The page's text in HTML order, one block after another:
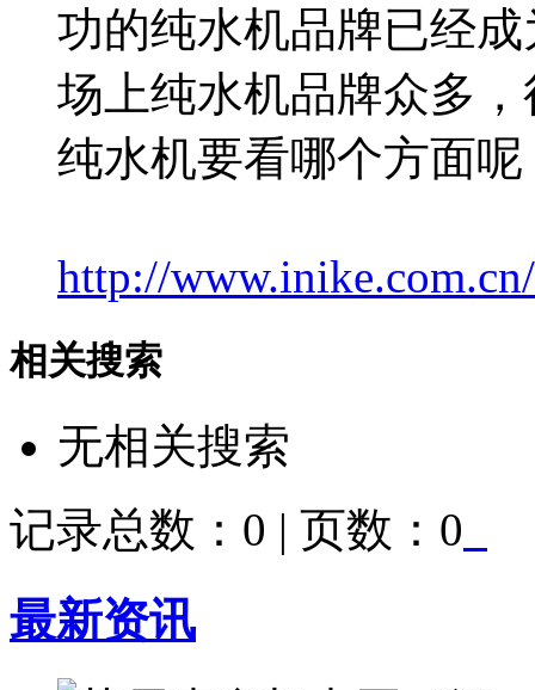
功的纯水机品牌已经
场上纯水机品牌众多
纯水机要看哪个方面呢
http://
相关搜索
无相关搜索
记录总数：0 | 页数：0
最新资讯